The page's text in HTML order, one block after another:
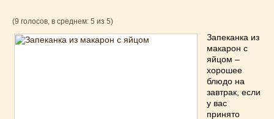
(9 голосов, в среднем: 5 из 5)
Запеканка из
макарон с
яйцом –
хорошее
блюдо на
завтрак, если
у вас
принято